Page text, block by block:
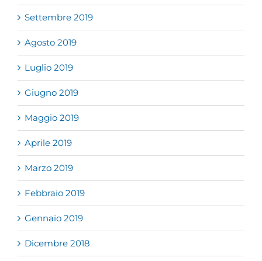
Settembre 2019
Agosto 2019
Luglio 2019
Giugno 2019
Maggio 2019
Aprile 2019
Marzo 2019
Febbraio 2019
Gennaio 2019
Dicembre 2018